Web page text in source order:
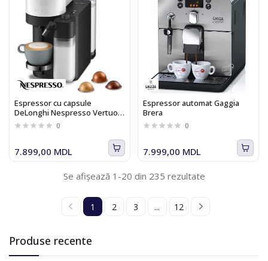
Produse recente
Espressor cu capsule
DeLonghi Nespresso Vertuo
Lattissima ENV300.W
0
7.899,00 MDL
Espressor automat Gaggia
Brera
0
7.999,00 MDL
Se afișează 1-20 din 235 rezultate
1 2 3 ... 12